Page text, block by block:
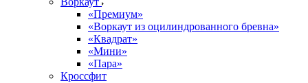
«Премиум»
«Воркаут из оцилиндрованного бревна»
«Квадрат»
«Мини»
«Пара»
Кроссфит